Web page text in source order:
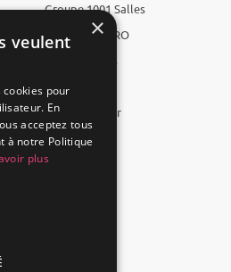
Groupe 1001 Salles
1001 Salles PRO
1001 Traiteurs
1001 Artistes
Reserverunbar
MP2
×
veulent
pour
En
acceptez tous
à notre Politique
plus